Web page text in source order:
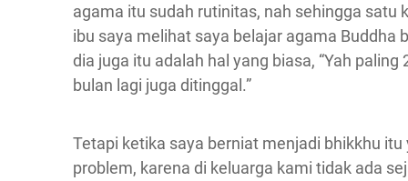
agama itu sudah rutinitas, nah sehingga satu
ibu saya melihat saya belajar agama Buddha
dia juga itu adalah hal yang biasa, “Yah paling
bulan lagi juga ditinggal.”
Tetapi ketika saya berniat menjadi bhikkhu itu
problem, karena di keluarga kami tidak ada